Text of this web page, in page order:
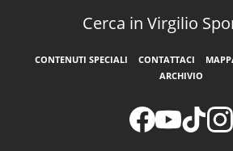
Cerca in Virgilio
CONTENUTI SPECIALI CONTATTACI
ARCHIVIO